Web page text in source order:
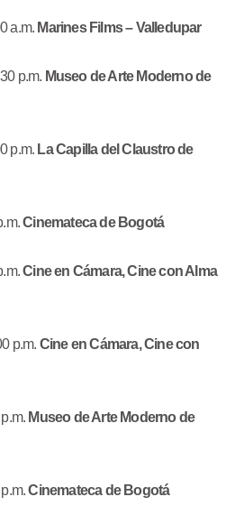
a.m. Marines Films – Valledupar
p.m. Museo de Arte Moderno de
p.m. La Capilla del Claustro de
Cinemateca de Bogotá
Cine en Cámara, Cine con Alma
p.m. Cine en Cámara, Cine con
Museo de Arte Moderno de
Cinemateca de Bogotá